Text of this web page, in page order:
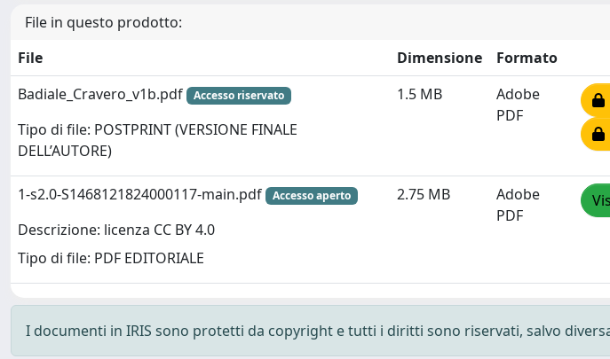
File in questo prodotto:
File
Dimensione
Formato
Badiale_Cravero_v1b.pdf
Accesso riservato
Tipo di file: POSTPRINT (VERSIONE FINALE
DELL’AUTORE)
1.5 MB
Adobe
PDF
1-s2.0-S1468121824000117-main.pdf Accesso aperto
Descrizione: licenza CC BY 4.0
Tipo di file: PDF EDITORIALE
2.75 MB
Adobe
PDF
I documenti in IRIS sono protetti da copyright e tutti i diritti sono riservati, salvo